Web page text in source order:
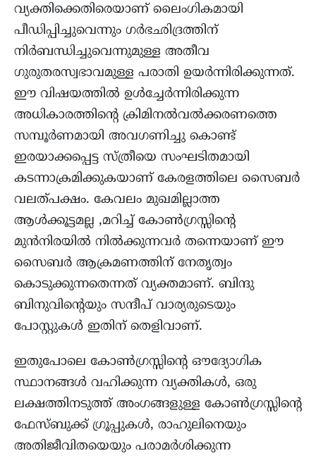
വ്യക്തിക്കെതിരെയാണ് ലൈംഗികമായി
പീഡിപ്പിച്ചുവെന്നും ഗർഭഛിദ്രത്തിന്
നിർബന്ധിച്ചുവെന്നുമുള്ള അതീവ
ഗുരുതരസ്വഭാവമുള്ള പരാതി ഉയർന്നിരിക്കുന്നത്.
ഈ വിഷയത്തിൽ ഉൾച്ചേർന്നിരിക്കുന്ന
അധികാരത്തിന്റെ ക്രിമിനൽവൽക്കരണത്തെ
സമ്പൂർണമായി അവഗണിച്ചു കൊണ്ട്
ഇരയാക്കപ്പെട്ട സ്ത്രീയെ സംഘടിതമായി
കടന്നാക്രമിക്കുകയാണ് കേരളത്തിലെ സൈബർ
വലത്പക്ഷം. കേവലം മുഖമില്ലാത്ത
ആൾക്കൂട്ടമല്ല ,മറിച്ച് കോൺഗ്രസ്സിന്റെ
മുൻനിരയിൽ നിൽക്കുന്നവർ തന്നെയാണ് ഈ
സൈബർ ആക്രമണത്തിന് നേതൃത്വം
കൊടുക്കുന്നതെന്നത് വ്യക്തമാണ്. ബിന്ദു
ബിനുവിന്റെയും സന്ദീപ് വാര്യരുടെയും
പോസ്റ്റുകൾ ഇതിന് തെളിവാണ്.
ഇതുപോലെ കോൺഗ്രസ്സിന്റെ ഔദ്യോഗിക
സ്ഥാനങ്ങൾ വഹിക്കുന്ന വ്യക്തികൾ, ഒരു
ലക്ഷത്തിനടുത്ത് അംഗങ്ങളുള്ള കോൺഗ്രസ്സിന്റെ
ഫേസ്ബുക്ക്‌ ഗ്രൂപ്പുകൾ, രാഹുലിനെയും
അതിജീവിതയെയും പരാമർശിക്കുന്ന